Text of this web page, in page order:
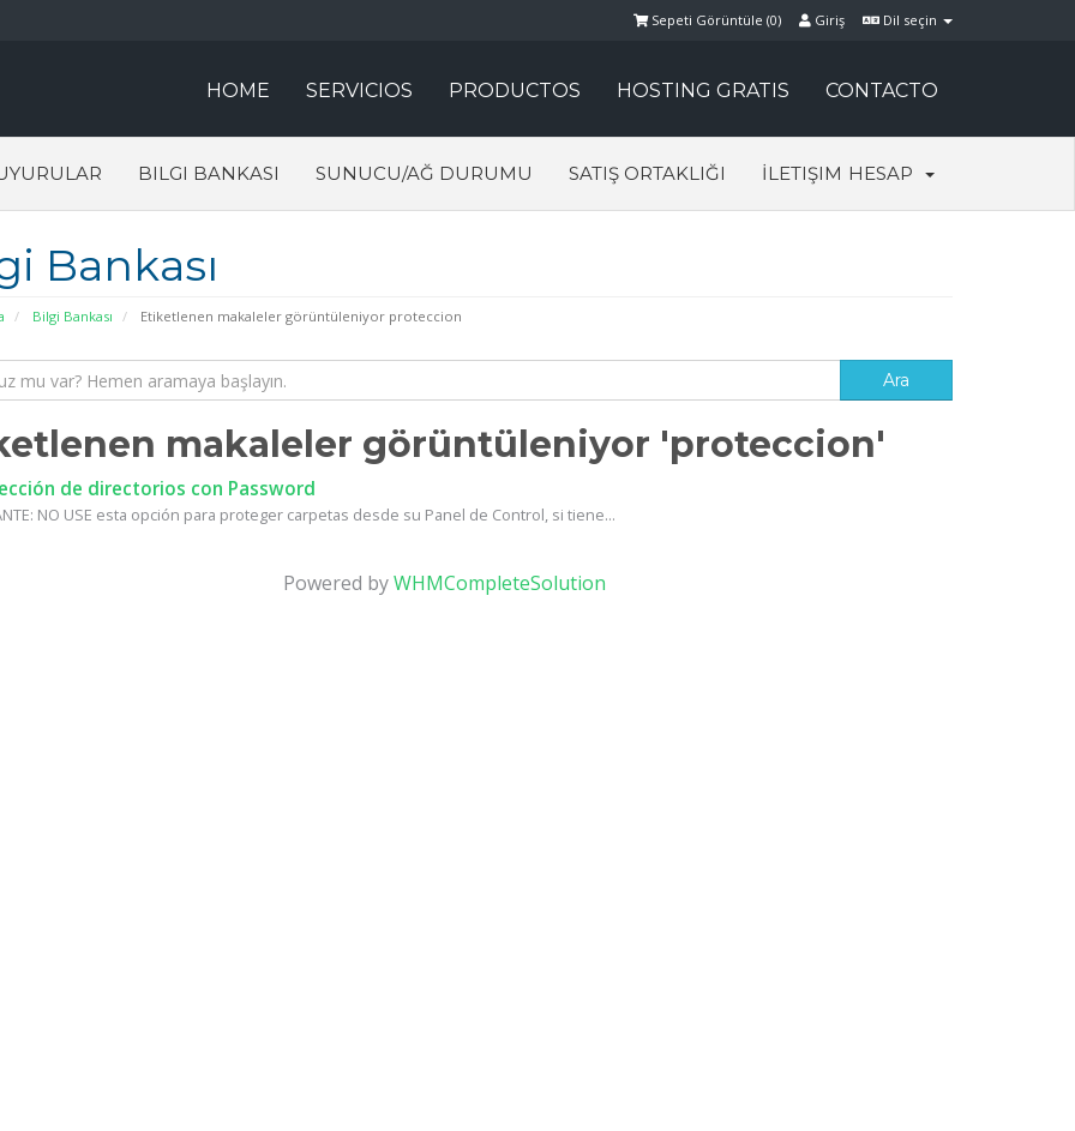
Dil seçin
Giriş
Sepeti Görüntüle (0)
HOME SERVICIOS PRODUCTOS HOSTING GRATIS CONTACTO
BILGI BANKASI SUNUCU/AĞ DURUMU SATIŞ ORTAKLIĞI İLETIŞIM HESAP
Bankası
Bilgi Bankası Etiketlenen makaleler görüntüleniyor proteccion
makaleler görüntüleniyor 'proteccion'
de directorios con Password
NO USE esta opción para proteger carpetas desde su Panel de Control, si tiene...
Powered byWHMCompleteSolution